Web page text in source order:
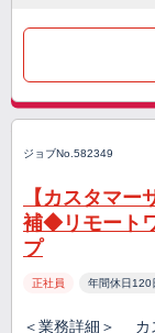
ジョブNo.582349
【カスタマ
補◆リモート
プ
正社員 年間休日120
＜業務詳細＞ カ